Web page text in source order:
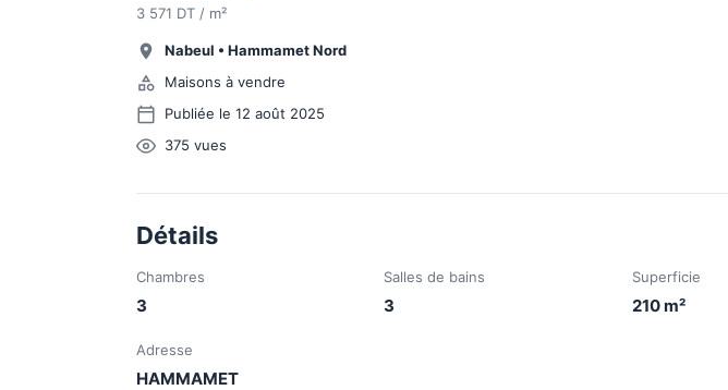
3 571 DT / m²
Nabeul • Hammamet Nord
Maisons à vendre
Publiée le 12 août 2025
375 vues
Détails
Chambres
3
Salles de bains
3
Superficie
210m²
Adresse
HAMMAMET